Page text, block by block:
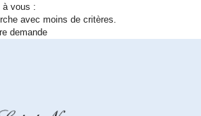
à vous :
avec moins de critères.
demande